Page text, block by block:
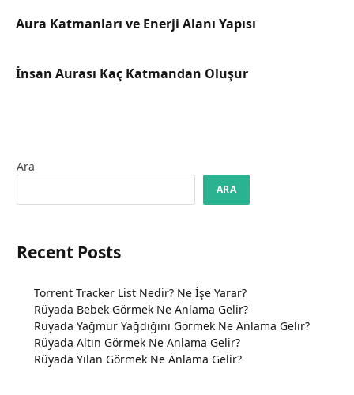
Aura Katmanları ve Enerji Alanı Yapısı
İnsan Aurası Kaç Katmandan Oluşur
Ara
ARA
Recent Posts
Torrent Tracker List Nedir? Ne İşe Yarar?
Rüyada Bebek Görmek Ne Anlama Gelir?
Rüyada Yağmur Yağdığını Görmek Ne Anlama Gelir?
Rüyada Altın Görmek Ne Anlama Gelir?
Rüyada Yılan Görmek Ne Anlama Gelir?